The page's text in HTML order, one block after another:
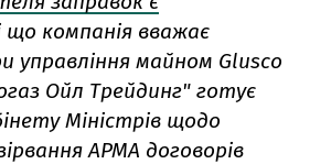
що компанія вважає
управління майном Glusco
Ойл Трейдинг" готує
Міністрів щодо
АРМА договорів